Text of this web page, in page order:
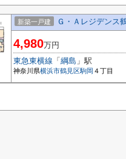
新築一戸建 Ｇ・Ａレジデンス
4,980万円
東急東横線 「 綱島 」駅
神奈川県横浜市鶴見区駒岡 ４丁目